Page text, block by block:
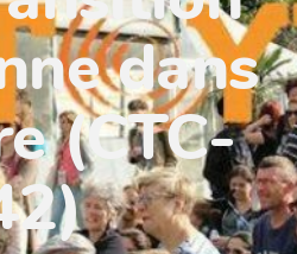
dans
(CTC-